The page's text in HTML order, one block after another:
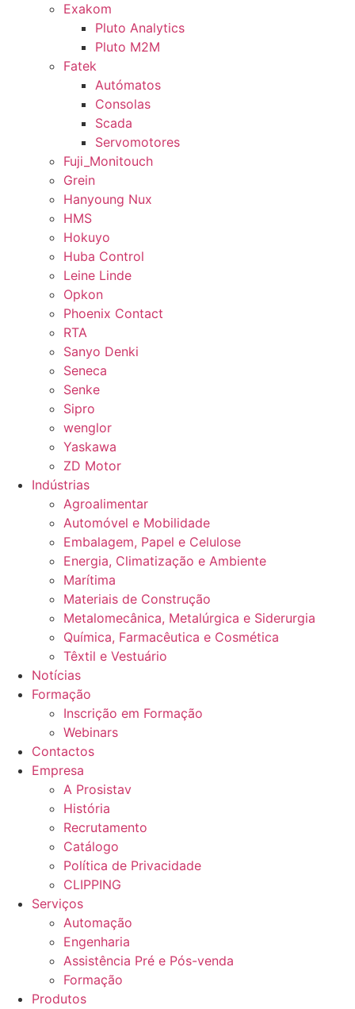
Exakom
Pluto Analytics
Pluto M2M
Fatek
Autómatos
Consolas
Scada
Servomotores
Fuji_Monitouch
Grein
Hanyoung Nux
HMS
Hokuyo
Huba Control
Leine Linde
Opkon
Phoenix Contact
RTA
Sanyo Denki
Seneca
Senke
Sipro
wenglor
Yaskawa
ZD Motor
Indústrias
Agroalimentar
Automóvel e Mobilidade
Embalagem, Papel e Celulose
Energia, Climatização e Ambiente
Marítima
Materiais de Construção
Metalomecânica, Metalúrgica e Siderurgia
Química, Farmacêutica e Cosmética
Têxtil e Vestuário
Notícias
Formação
Inscrição em Formação
Webinars
Contactos
Empresa
A Prosistav
História
Recrutamento
Catálogo
Política de Privacidade
CLIPPING
Serviços
Automação
Engenharia
Assistência Pré e Pós-venda
Formação
Produtos